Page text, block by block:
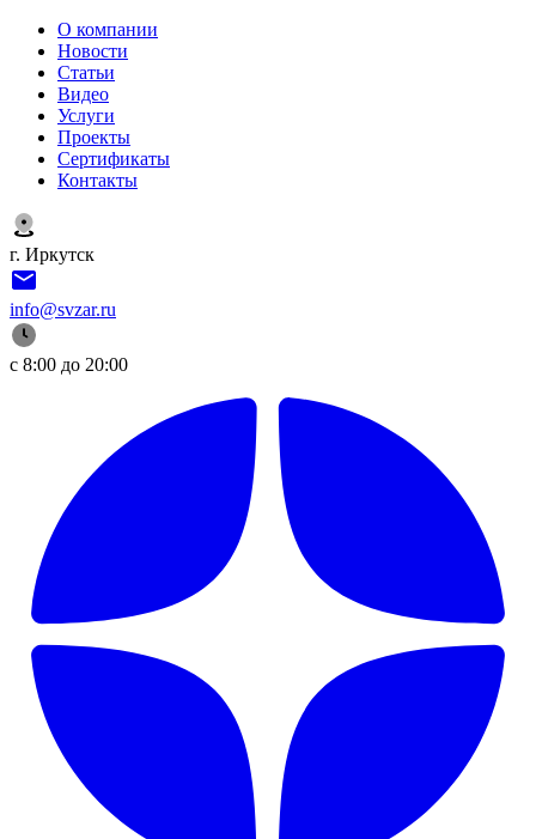
О компании
Новости
Статьи
Видео
Услуги
Проекты
Сертификаты
Контакты
г. Иркутск
info@svzar.ru
с 8:00 до 20:00